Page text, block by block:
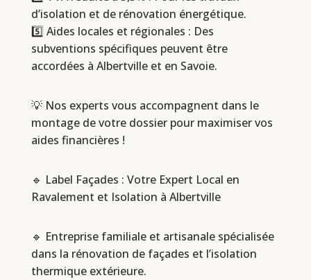
d’isolation et de rénovation énergétique.
5️⃣ Aides locales et régionales : Des
subventions spécifiques peuvent être
accordées à Albertville et en Savoie.
💡 Nos experts vous accompagnent dans le
montage de votre dossier pour maximiser vos
aides financières !
🔹 Label Façades : Votre Expert Local en
Ravalement et Isolation à Albertville
🔹 Entreprise familiale et artisanale spécialisée
dans la rénovation de façades et l’isolation
thermique extérieure.